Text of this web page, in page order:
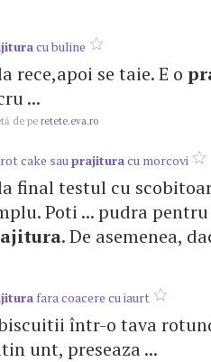
cu buline
rece,apoi se taie. E o
...
de pe retete.eva.ro
cake sauprajituracu morcovi
final testul cu
Poti ... pudra
. De asemenea,
fara coacere cu iaurt
într-o tava
unt, preseaza ...